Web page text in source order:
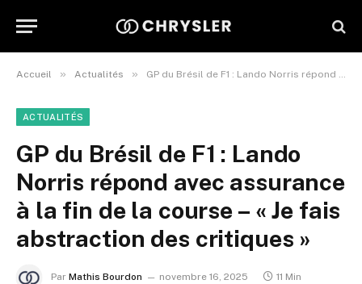
Accueil » Actualités » GP du Brésil de F1 : Lando Norris répond avec assurance à la fin de la course – « Je fais abstraction des critiques »
ACTUALITÉS
GP du Brésil de F1 : Lando
Norris répond avec assurance
à la fin de la course – « Je fais
abstraction des critiques »
Par Mathis Bourdon novembre 16, 2025 11 Min